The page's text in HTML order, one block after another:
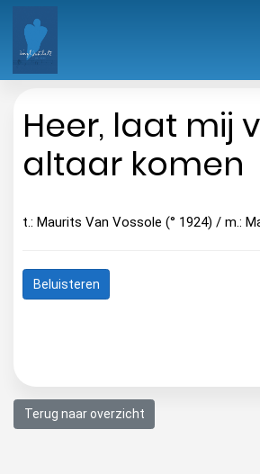
Heer, laat mij
altaar komen
t.: Maurits Van Vossole (° 1924) / m.:
Beluisteren
Terug naar overzicht